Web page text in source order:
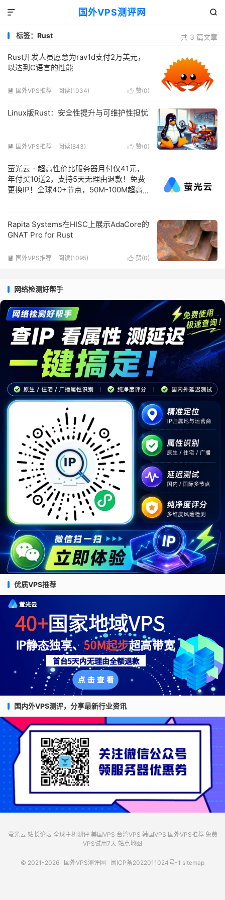
国外VPS测评网 

共 3 篇文章
标签：Rust
Rust开发人员愿意为rav1d支付2万美元，
以达到C语言的性能
 赞(0)
 国外VPS推荐 阅读(1034)
Linux版Rust：安全性提升与可维护性担忧
 赞(0)
 国外VPS推荐 阅读(843)
萤光云 - 超高性价比服务器月付仅41元，
年付买10送2，支持5天无理由退款！免费
更换IP！全球40+节点，50M-100M超高
Rapita Systems在HISC上展示AdaCore的
GNAT Pro for Rust
 赞(0)
 国外VPS推荐 阅读(1095)
网络检测好帮手
优质VPS推荐
国内外VPS测评，分享最新行业资讯
萤光云 站长论坛 全球主机测评 美国VPS 台湾VPS 韩国VPS 国外VPS推荐 免费
VPS试用7天 站点地图
© 2021-2026 国外VPS测评网 闽ICP备2022011024号-1 sitemap